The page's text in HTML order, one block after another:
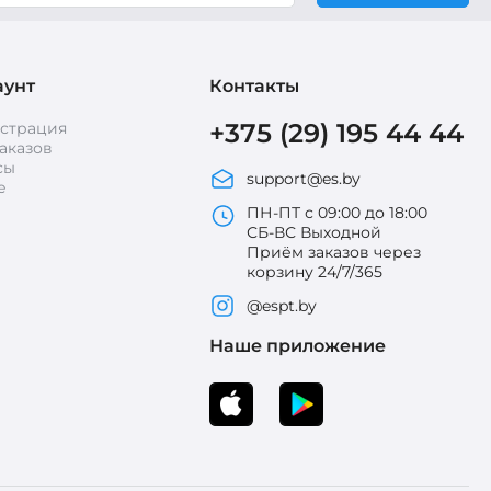
Контакты
+375 (29) 195 44 44
support@es.by
ПН-ПТ с 09:00 до 18:00
СБ-ВС Выходной
Приём заказов через
корзину 24/7/365
@espt.by
Наше приложение